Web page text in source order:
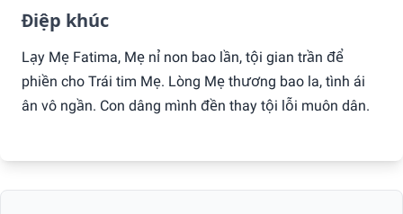
Điệp khúc
Lạy Mẹ Fatima, Mẹ nỉ non bao lần, tội gian trần để
phiền cho Trái tim Mẹ. Lòng Mẹ thương bao la, tình ái
ân vô ngần. Con dâng mình đền thay tội lỗi muôn dân.